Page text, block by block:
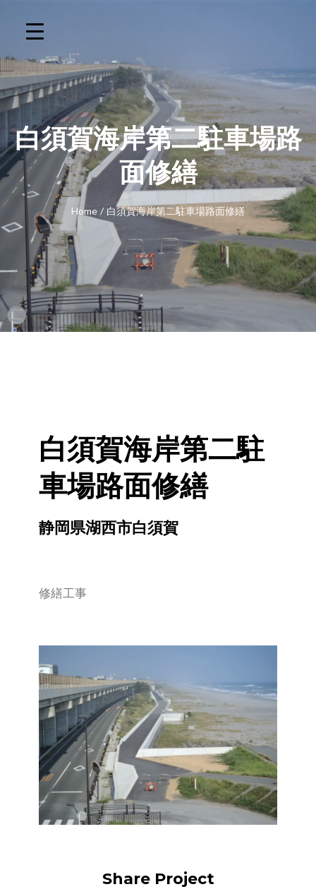
白須賀海岸第二駐車場路
面修繕
Home / 白須賀海岸第二駐車場路面修繕
白須賀海岸第二駐
車場路面修繕
静岡県湖西市白須賀
修繕工事
Share Project